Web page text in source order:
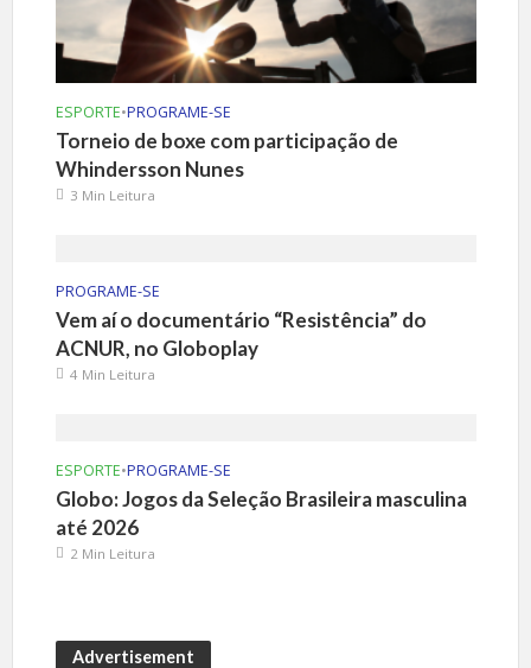
ESPORTE•PROGRAME-SE
Torneio de boxe com participação de
Whindersson Nunes
3 Min Leitura
PROGRAME-SE
Vem aí o documentário “Resistência” do
ACNUR, no Globoplay
4 Min Leitura
ESPORTE•PROGRAME-SE
Globo: Jogos da Seleção Brasileira masculina
até 2026
2 Min Leitura
Advertisement